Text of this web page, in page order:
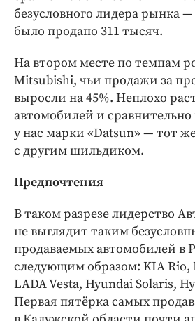
безусловного лидера рынка
было продано 311 тысяч.
На втором месте по темпам
Mitsubishi, чьи продажи за
выросли на 45%. Неплохо
автомобилей и
у нас марки «Datsun» — тот
с другим шильдиком.
Предпочтения
В таком разрезе лидерство
не выглядит таким
продаваемых автомобилей в
следующим образом: KIA Rio,
LADA Vesta, Hyundai Solaris,
Первая пятёрка самых